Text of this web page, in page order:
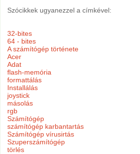
Szócikkek ugyanezzel a címkével:
32-bites
64 - bites
A számítógép története
Acer
Adat
flash-memória
formattálás
Installálás
joystick
másolás
rgb
Számítógép
számítógép karbantartás
Számítógép vírusirtás
Szuperszámítógép
törlés